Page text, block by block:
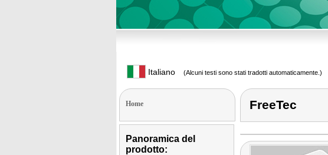
Italiano (Alcuni testi sono stati tradotti automaticamente.)
Home
Panoramica del
prodotto:
FreeTec